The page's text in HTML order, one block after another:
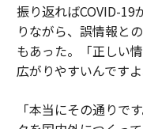
振り返ればCOVID-19
りながら、誤情報と
もあった。「正しい
広がりやすいんです
「本当にその通りで